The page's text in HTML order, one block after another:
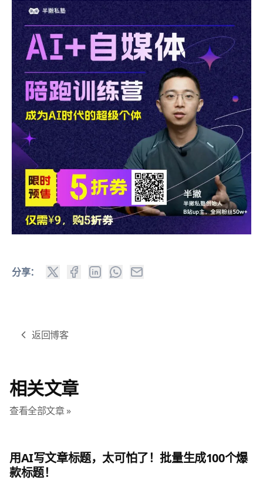
分享：
返回博客
相关文章
查看全部文章 »
用AI写文章标题，太可怕了！批量生成100个爆
款标题！